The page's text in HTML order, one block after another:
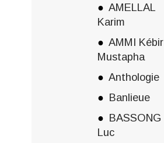
AMELLAL
Karim
AMMI Kébir
Mustapha
Anthologie
Banlieue
BASSONG
Luc